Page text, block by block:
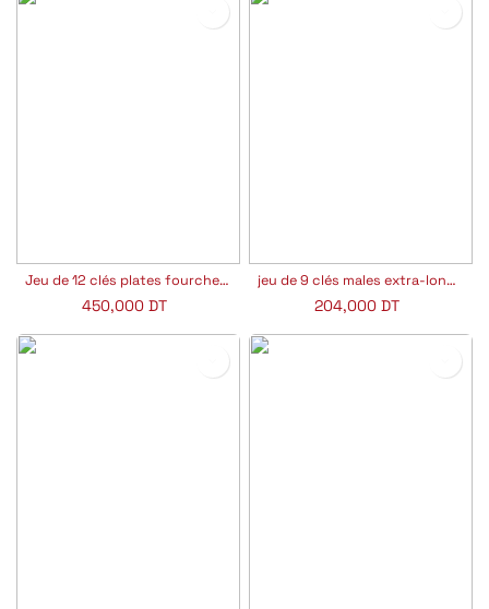
Jeu de 12 clés plates fourche 44.JE12
450,000DT
jeu de 9 clés males extra-longues 6 pans facom 83S.JP9ALPF
204,000DT